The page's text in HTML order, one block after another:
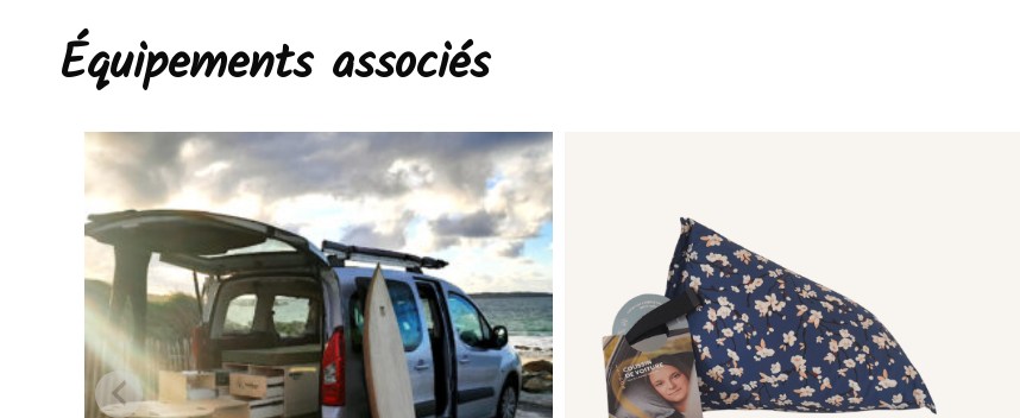
Équipements associés